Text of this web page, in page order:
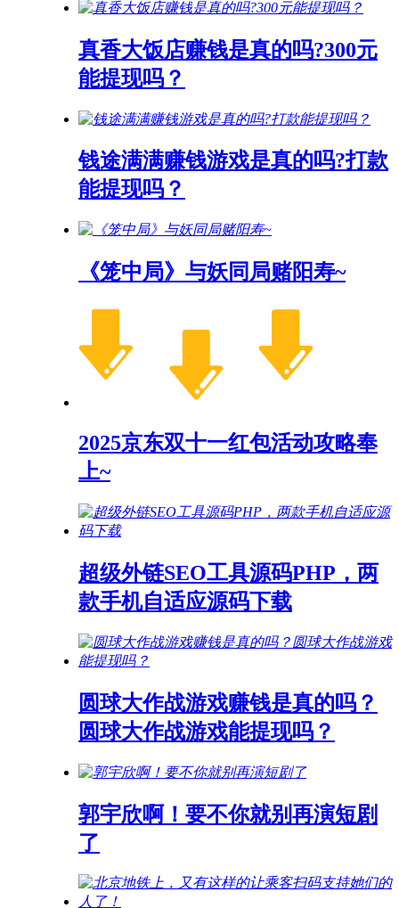
真香大饭店赚钱是真的吗?300元
能提现吗？
钱途满满赚钱游戏是真的吗?打款
能提现吗？
《笼中局》与妖同局赌阳寿~
2025京东双十一红包活动攻略奉
上~
超级外链SEO工具源码PHP，两
款手机自适应源码下载
圆球大作战游戏赚钱是真的吗？
圆球大作战游戏能提现吗？
郭宇欣啊！要不你就别再演短剧
了